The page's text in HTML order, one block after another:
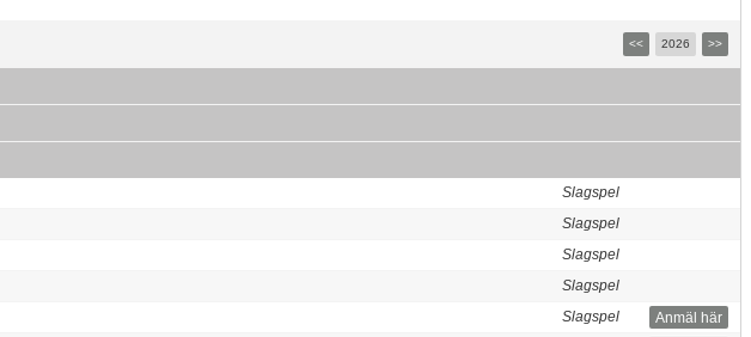
<< 2026 >>
Slagspel
Slagspel
Slagspel
Slagspel
Anmäl här
Slagspel